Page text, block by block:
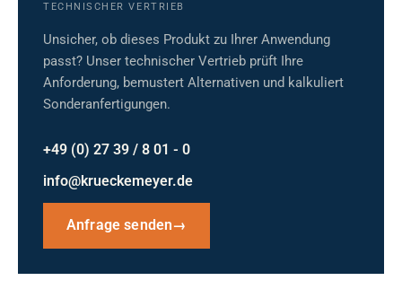
TECHNISCHER VERTRIEB
Unsicher, ob dieses Produkt zu Ihrer Anwendung
passt? Unser technischer Vertrieb prüft Ihre
Anforderung, bemustert Alternativen und kalkuliert
Sonderanfertigungen.
+49 (0) 27 39 / 8 01 - 0
info@krueckemeyer.de
Anfrage senden→